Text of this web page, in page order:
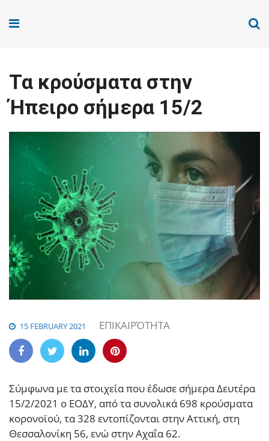
Τα κρούσματα στην
Ήπειρο σήμερα 15/2
15 FEBRUARY 2021 ΕΠΙΚΑΙΡΌΤΗΤΑ
Σύμφωνα με τα στοιχεία που έδωσε σήμερα Δευτέρα
15/2/2021 ο ΕΟΔΥ, από τα συνολικά 698 κρούσματα
κορονοϊού, τα 328 εντοπίζονται στην Αττική, στη
Θεσσαλονίκη 56, ενώ στην Αχαΐα 62.